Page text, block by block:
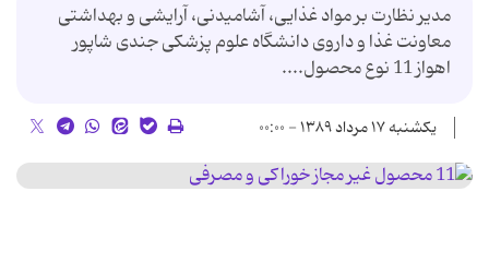
مدیر نظارت بر مواد غذایی، آشامیدنی، آرایشی و بهداشتی
معاونت غذا و داروی دانشگاه علوم پزشکی جندی شاپور
اهواز 11 نوع محصول....
یکشنبه ۱۷ مرداد ۱۳۸۹ - ۰۰:۰۰